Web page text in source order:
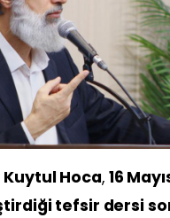
Hoca, 16
tefsir dersi